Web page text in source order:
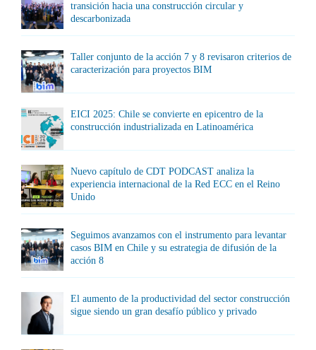
transición hacia una construcción circular y
descarbonizada
Taller conjunto de la acción 7 y 8 revisaron criterios de
caracterización para proyectos BIM
EICI 2025: Chile se convierte en epicentro de la
construcción industrializada en Latinoamérica
Nuevo capítulo de CDT PODCAST analiza la
experiencia internacional de la Red ECC en el Reino
Unido
Seguimos avanzamos con el instrumento para levantar
casos BIM en Chile y su estrategia de difusión de la
acción 8
El aumento de la productividad del sector construcción
sigue siendo un gran desafío público y privado